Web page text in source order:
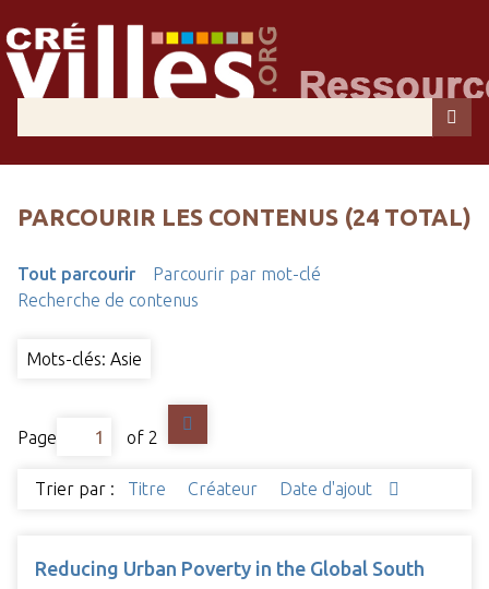
PARCOURIR LES CONTENUS (24 TOTAL)
Tout parcourir
Parcourir par mot-clé
Recherche de contenus
Mots-clés: Asie
Page of 2
Trier par : Titre Créateur Date d'ajout
Reducing Urban Poverty in the Global South